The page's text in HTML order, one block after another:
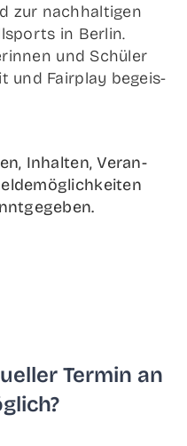
zur nach­hal­ti­gen
in Ber­lin.
und Schü­ler
und Fair­play begeis­
Inhal­ten, Ver­an­
Ter­min an